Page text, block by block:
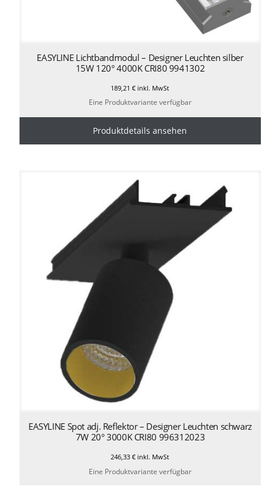
EASYLINE Lichtbandmodul – Designer Leuchten silber
15W 120° 4000K CRI80 9941302
189,21€ inkl. MwSt
Eine Produktvariante verfügbar
Produktdetails ansehen
EASYLINE Spot adj. Reflektor – Designer Leuchten schwarz
7W 20° 3000K CRI80 996312023
246,33€ inkl. MwSt
Eine Produktvariante verfügbar